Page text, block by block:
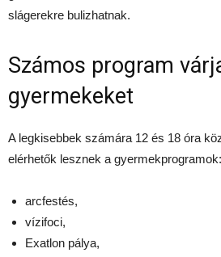
slágerekre bulizhatnak.
Számos program
gyermekeket
A legkisebbek számára 12 és 18 óra
elérhetők lesznek a gyermekprogramok:
arcfestés,
vízifoci,
Exatlon pálya,